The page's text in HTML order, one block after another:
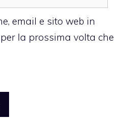
email e sito web in
la prossima volta che